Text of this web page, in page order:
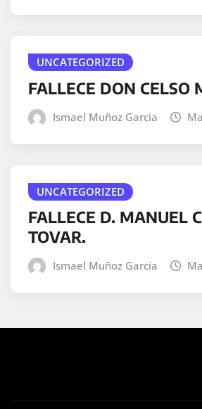
UNCATEGORIZED
FALLECE DON CELSO
Ismael Muñoz Garcia
UNCATEGORIZED
FALLECE D. MANUEL
TOVAR.
Ismael Muñoz Garcia